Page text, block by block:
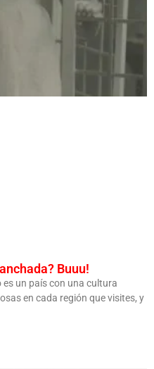
Buuu!
es un país con una cultura
en cada región que visites, y